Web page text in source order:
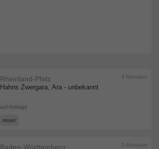
Hahns Zwergara, Ara - unbekannt
Rheinland-Pfalz
auf Anfrage
4 Monaten
PRIVAT
Baden-Württemberg 5 Monaten